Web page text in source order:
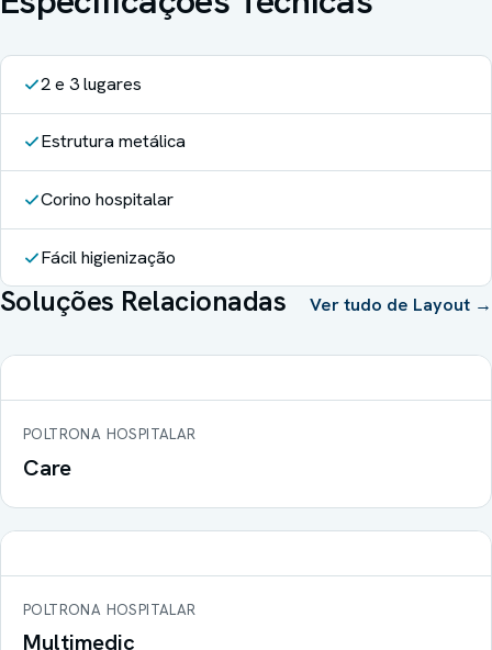
2 e 3 lugares
Estrutura metálica
Corino hospitalar
Fácil higienização
Soluções Relacionadas Ver tudo de Layout →
POLTRONA HOSPITALAR
Care
POLTRONA HOSPITALAR
Multimedic